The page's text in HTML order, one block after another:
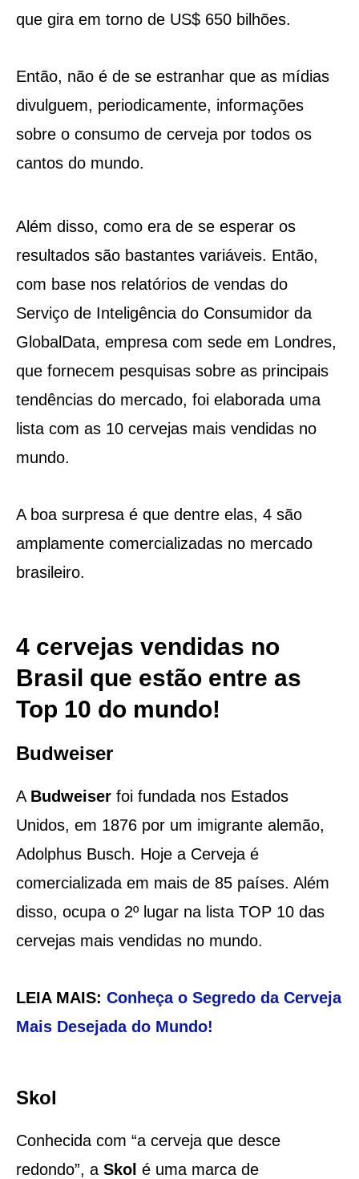
que gira em torno de US$ 650 bilhões.
Então, não é de se estranhar que as mídias
divulguem, periodicamente, informações
sobre o consumo de cerveja por todos os
cantos do mundo.
Além disso, como era de se esperar os
resultados são bastantes variáveis. Então,
com base nos relatórios de vendas do
Serviço de Inteligência do Consumidor da
GlobalData, empresa com sede em Londres,
que fornecem pesquisas sobre as principais
tendências do mercado, foi elaborada uma
lista com as 10 cervejas mais vendidas no
mundo.
A boa surpresa é que dentre elas, 4 são
amplamente comercializadas no mercado
brasileiro.
4 cervejas vendidas no
Brasil que estão entre as
Top 10 do mundo!
Budweiser
A Budweiserfoi fundada nos Estados
Unidos, em 1876 por um imigrante alemão,
Adolphus Busch. Hoje a Cerveja é
comercializada em mais de 85 países. Além
disso, ocupa o 2º lugar na lista TOP 10 das
cervejas mais vendidas no mundo.
LEIA MAIS: Conheça o Segredo da Cerveja
Mais Desejada do Mundo!
Skol
Conhecida com “a cerveja que desce
redondo”, aSkol é uma marca de